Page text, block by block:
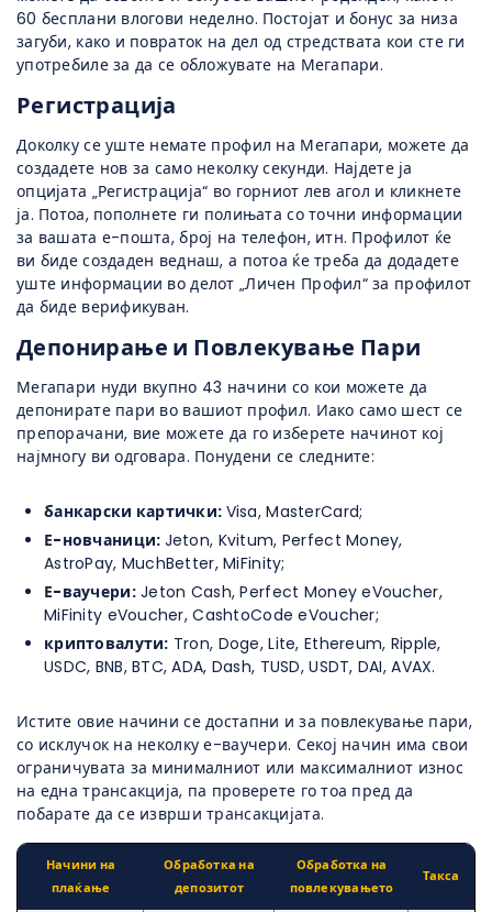
60 бесплани влогови неделно. Постојат и бонус за низа
загуби, како и повраток на дел од стредствата кои сте ги
употребиле за да се обложувате на Мегапари.
Регистрација
Доколку се уште немате профил на Мегапари, можете да
создадете нов за само неколку секунди. Најдете ја
опцијата „Регистрација“ во горниот лев агол и кликнете
ја. Потоа, пополнете ги полињата со точни информации
за вашата е-пошта, број на телефон, итн. Профилот ќе
ви биде создаден веднаш, а потоа ќе треба да додадете
уште информации во делот „Личен Профил“ за профилот
да биде верификуван.
Депонирање и Повлекување Пари
Мегапари нуди вкупно 43 начини со кои можете да
депонирате пари во вашиот профил. Иако само шест се
препорачани, вие можете да го изберете начинот кој
најмногу ви одговара. Понудени се следните:
банкарски картички: Visa, MasterCard;
Е-новчаници: Jeton, Kvitum, Perfect Money,
AstroPay, MuchBetter, MiFinity;
Е-ваучери:Jeton Cash, Perfect Money eVoucher,
MiFinity eVoucher, CashtoCode eVoucher;
криптовалути: Tron, Doge, Lite, Ethereum, Ripple,
USDC, BNB, BTC, ADA, Dash, TUSD, USDT, DAI, AVAX.
Истите овие начини се достапни и за повлекување пари,
со исклучок на неколку е-ваучери. Секој начин има свои
ограничувата за минималниот или максималниот износ
на една трансакција, па проверете го тоа пред да
побарате да се изврши трансакцијата.
Начини на
плаќање
Обработка на
депозитот
Обработка на
повлекувањето
Такса